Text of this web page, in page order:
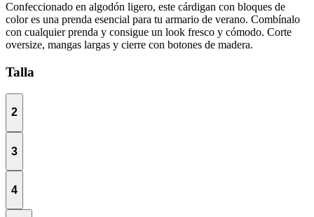
Confeccionado en algodón ligero, este cárdigan con bloques de
color es una prenda esencial para tu armario de verano. Combínalo
con cualquier prenda y consigue un look fresco y cómodo. Corte
oversize, mangas largas y cierre con botones de madera.
Talla
2
3
4